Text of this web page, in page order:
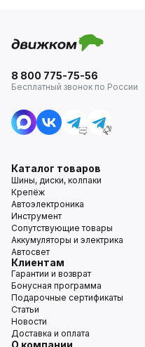
8 800 775-75-56
Бесплатный звонок по России
Каталог товаров
Шины, диски, колпаки
Крепёж
Автоэлектроника
Инструмент
Сопутствующие товары
Аккумуляторы и электрика
Автосвет
Клиентам
Гарантии и возврат
Бонусная программа
Подарочные сертификаты
Статьи
Новости
Доставка и оплата
О компании